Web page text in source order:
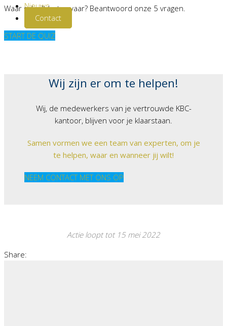
Nieuws
Contact
Waar schuilt het gevaar? Beantwoord onze 5 vragen.
START DE QUIZ
Wij zijn er om te helpen!
Wij, de medewerkers van je vertrouwde KBC-
kantoor, blijven voor je klaarstaan.
Samen vormen we een team van experten, om je
te helpen, waar en wanneer jij wilt!
NEEM CONTACT MET ONS OP
Actie loopt tot 15 mei 2022
Share: